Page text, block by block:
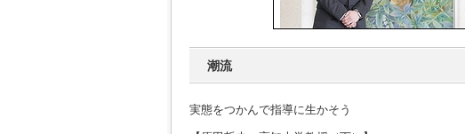
潮流
実態をつかんで指導に生かそう